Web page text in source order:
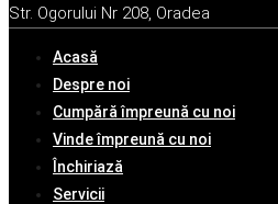
Str. Ogorului Nr 208, Oradea
Acasă
Despre noi
Cumpără împreună cu noi
Vinde împreună cu noi
Închiriază
Servicii